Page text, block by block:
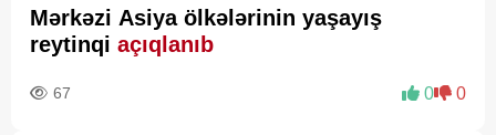
Mərkəzi Asiya ölkələrinin yaşayış
reytinqi açıqlanıb
67 0 0